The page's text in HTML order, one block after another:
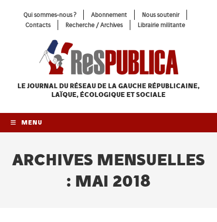
Qui sommes-nous ? Abonnement
Nous soutenir
Contacts
Recherche / Archives Librairie militante
LE JOURNAL DU RÉSEAU DE LA GAUCHE RÉPUBLICAINE,
LAÏQUE, ÉCOLOGIQUE ET SOCIALE
MENU
ARCHIVES MENSUELLES
: MAI 2018